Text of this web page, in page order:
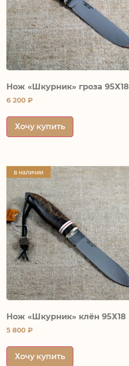
Нож «Шкурник» гроза 95Х18
6 200 ₽
Хочу купить
в наличии
Нож «Шкурник» клён 95Х18
5 800 ₽
Хочу купить